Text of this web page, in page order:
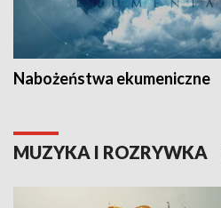
Nabożeństwa ekumeniczne
MUZYKA I ROZRYWKA